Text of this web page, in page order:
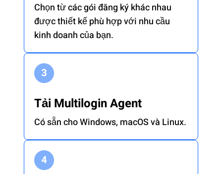
Chọn từ các gói đăng ký khác nhau
được thiết kế phù hợp với nhu cầu
kinh doanh của bạn.
Tải Multilogin Agent
Có sẵn cho Windows, macOS và Linux.